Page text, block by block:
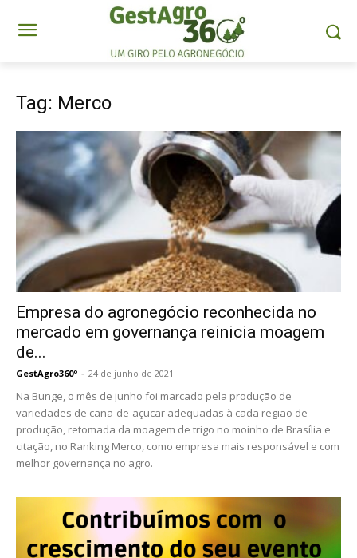
Tag: Merco
Empresa do agronegócio reconhecida no
mercado em governança reinicia moagem
de...
GestAgro360º - 24 de junho de 2021
Na Bunge, o mês de junho foi marcado pela produção de
variedades de cana-de-açucar adequadas à cada região de
produção, retomada da moagem de trigo no moinho de Brasília e
citação, no Ranking Merco, como empresa mais responsável e com
melhor governança no agro.